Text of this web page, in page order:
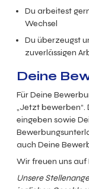
Du arbeitest
Wechsel
Du überzeugst
zuverlässigen
Deine
Für Deine
„Jetzt
eingeben sowie
auch Deine
Wir freuen uns auf
Unsere